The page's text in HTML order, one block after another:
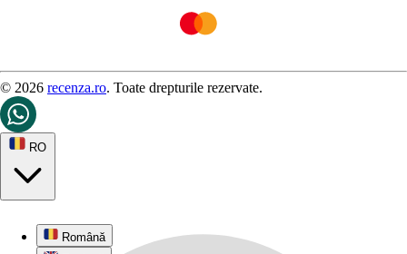
© 2026 recenza.ro. Toate drepturile rezervate.
RO
Română